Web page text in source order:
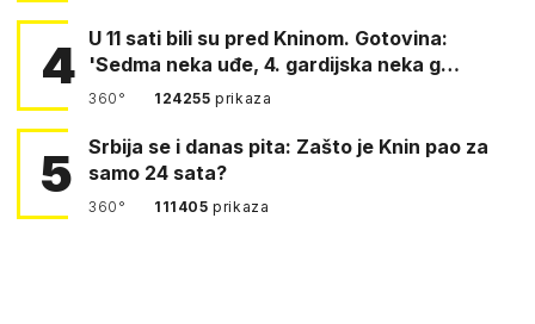
4 U 11 sati bili su pred Kninom. Gotovina:
'Sedma neka uđe, 4. gardijska neka g…
360° 124255prikaza
5
Srbija se i danas pita: Zašto je Knin pao za
samo 24 sata?
360° 111405prikaza